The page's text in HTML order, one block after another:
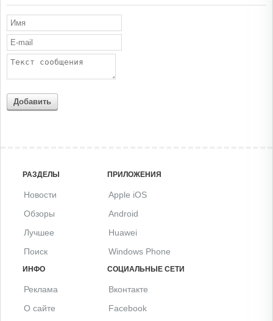
Добавить
РАЗДЕЛЫ
Новости
Обзоры
Лучшее
Поиск
ПРИЛОЖЕНИЯ
Apple iOS
Android
Huawei
Windows Phone
ИНФО
Реклама
О сайте
СОЦИАЛЬНЫЕ СЕТИ
Вконтакте
Facebook